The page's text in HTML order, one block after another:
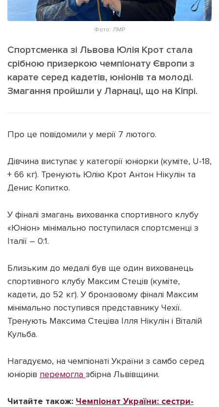
Репортаж
Розслідування
Ініціативи
Лонгріди
Made in Lviv
Політика конфіденційності
Наші соц мережі
Підтримати dyvys.info
Фото: ЛМР
Спортсменка зі Львова Юлія Крот стала
срібною призеркою чемпіонату Європи з
карате серед кадетів, юніонів та молоді.
Змагання пройшли у Ларнаці, що на Кіпрі.
Про це повідомили у мерії 7 лютого.
Дівчина виступає у категорії юніорки (куміте, U-18,
+ 66 кг). Тренують Юлію Крот Антон Нікулін та
Денис Копитко.
У фіналі змагань вихованка спортивного клубу
«Юніон» мінімально поступилася спортсменці з
Італії – 0:1.
Близьким до медалі був ще один вихованець
спортивного клубу Максим Стеців (куміте,
кадети, до 52 кг). У бронзовому фіналі Максим
мінімально поступився представнику Чехії.
Тренують Максима Стеціва Ілля Нікулін і Віталій
Кульба.
Нагадуємо, на чемпіонаті України з самбо серед
юніорів перемогла збірна Львівщини.
Читайте також: Чемпіонат України: сестри-